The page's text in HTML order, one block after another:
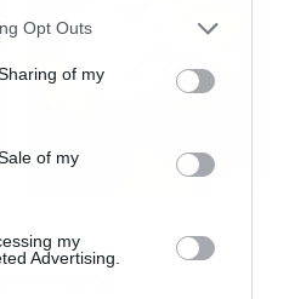
uses one or more Google
behaviour. You may click to
and its third-party tags to
purposes in below Google
Opt Outs
of my
of my
my
Advertising.
τους
(video)